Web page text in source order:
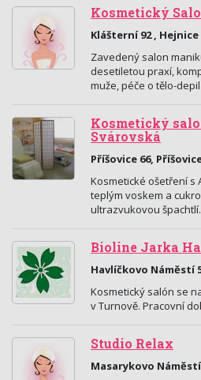
Kosmetický
Klášterní 92 ,
Zavedený salon
desetiletou praxí,
muže, péče o tělo-
Kosmetický
Svárovská
Příšovice 66,
Kosmetické ošetření s
teplým voskem a
ultrazvukovou
Bioline Jarka
Havlíčkovo Náměstí
Kosmetický salón se
v Turnově. Pracovní
Studio Relax
Masarykovo